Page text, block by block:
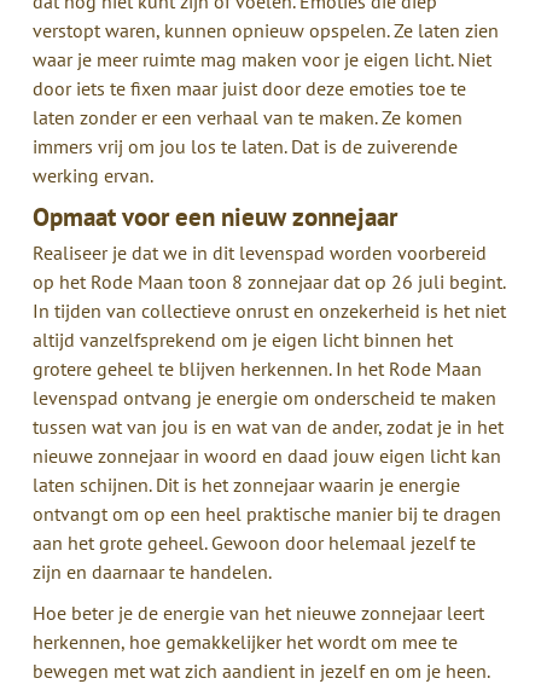
verstopt waren, kunnen opnieuw opspelen. Ze laten zien
waar je meer ruimte mag maken voor je eigen licht. Niet
door iets te fixen maar juist door deze emoties toe te
laten zonder er een verhaal van te maken. Ze komen
immers vrij om jou los te laten. Dat is de zuiverende
werking ervan.
Opmaat voor een nieuw zonnejaar
Realiseer je dat we in dit levenspad worden voorbereid
op het Rode Maan toon 8 zonnejaar dat op 26 juli begint.
In tijden van collectieve onrust en onzekerheid is het niet
altijd vanzelfsprekend om je eigen licht binnen het
grotere geheel te blijven herkennen. In het Rode Maan
levenspad ontvang je energie om onderscheid te maken
tussen wat van jou is en wat van de ander, zodat je in het
nieuwe zonnejaar in woord en daad jouw eigen licht kan
laten schijnen. Dit is het zonnejaar waarin je energie
ontvangt om op een heel praktische manier bij te dragen
aan het grote geheel. Gewoon door helemaal jezelf te
zijn en daarnaar te handelen.
Hoe beter je de energie van het nieuwe zonnejaar leert
herkennen, hoe gemakkelijker het wordt om mee te
bewegen met wat zich aandient in jezelf en om je heen.